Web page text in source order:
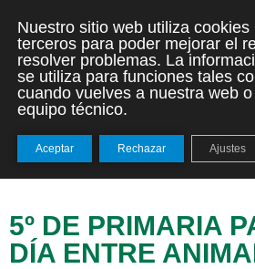
5º DE PRIMARIA
DÍA ENTRE
Nuestro sitio web utiliza cookies
terceros para poder mejorar el
resolver problemas. La
se utiliza para funciones tales
cuando vuelves a nuestra web
equipo técnico.
Aceptar Rechazar Ajustes